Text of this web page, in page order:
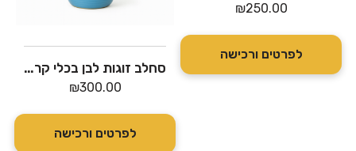
₪250.00
לפרטים ורכישה
סחלב זוגות לבן בכלי קרמיקה כחול
₪300.00
לפרטים ורכישה